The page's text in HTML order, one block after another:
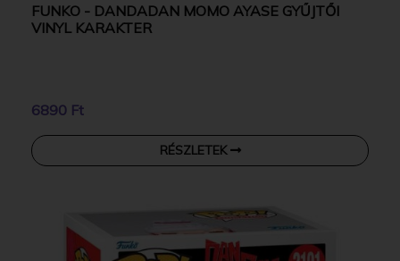
FUNKO - DANDADAN MOMO AYASE GYŰJTŐI
VINYL KARAKTER
6890 Ft
RÉSZLETEK